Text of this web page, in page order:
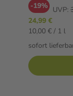
-19% UVP:
24,99 €
10,00 € / 1 l
sofort